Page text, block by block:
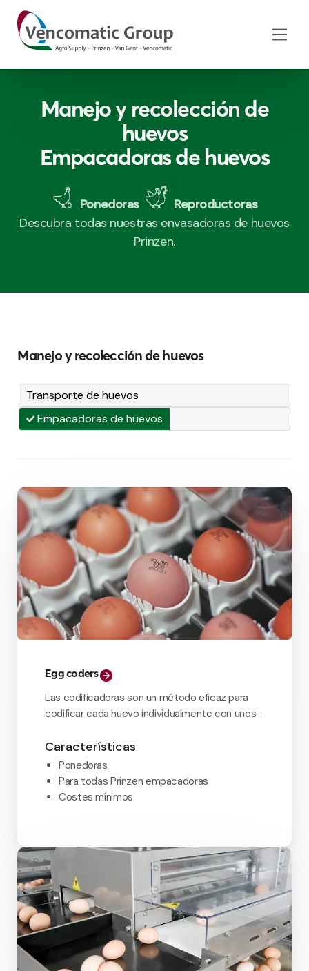
Manejo y recolección de
huevos
Empacadoras de huevos
Ponedoras
Reproductoras
Descubra todas nuestras envasadoras de huevos
Prinzen.
Manejo y recolección de huevos
Transporte de huevos
Empacadoras de huevos
Egg coders
Las codificadoras son un método eficaz para
codificar cada huevo individualmente con unos
Características
Ponedoras
Para todas Prinzen empacadoras
Costes mínimos